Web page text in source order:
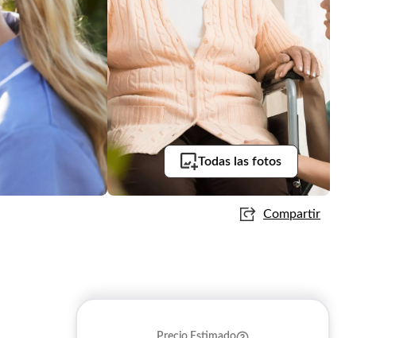
Compartir
Todas las fotos